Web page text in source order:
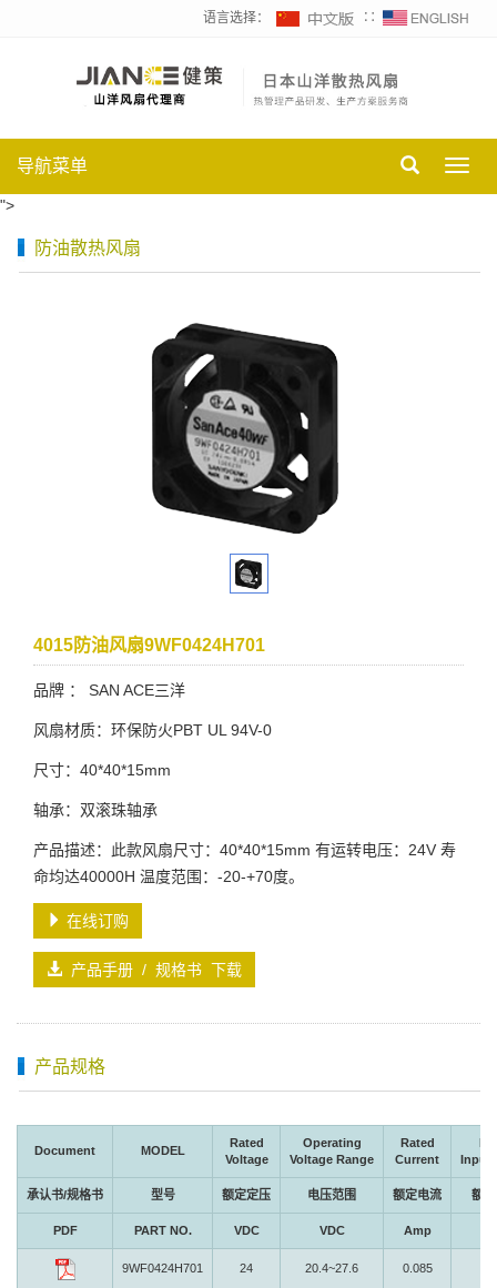
语言选择： ∷
导航菜单
">
防油散热风扇
4015防油风扇9WF0424H701
品牌 ： SAN ACE三洋
风扇材质：环保防火PBT UL 94V-0
尺寸：40*40*15mm
轴承：双滚珠轴承
产品描述：此款风扇尺寸：40*40*15mm 有运转电压：24V 寿
命均达40000H 温度范围：-20-+70度。
在线订购
产品手册 / 规格书 下载
产品规格
Document MODEL
Rated
Voltage
Operating
Voltage Range
Rated
Current
Input
承认书/规格书 型号 额定定压 电压范围 额定电流 额
PDF PART NO. VDC VDC Amp
9WF0424H701 24 20.4~27.6 0.085